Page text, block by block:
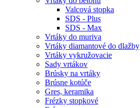
Valcová stopka
SDS - Plus
SDS - Max
Vrtáky do muriva
Vrtáky diamantové do dlažby
Vrtáky vykružovacie
Sady vrtákov
Brúsky na vrtáky
Brúsne kotúče
Gres, keramika
Frézky stopkové